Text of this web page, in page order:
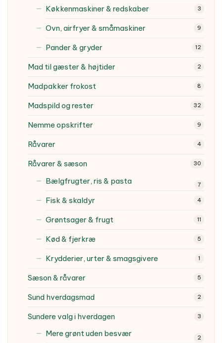
Køkkenmaskiner & redskaber 3
Ovn, airfryer & småmaskiner 9
Pander & gryder 12
Mad til gæster & højtider 2
Madpakker frokost 8
Madspild og rester 32
Nemme opskrifter 9
Råvarer 4
Råvarer & sæson 30
Bælgfrugter, ris & pasta 7
Fisk & skaldyr 4
Grøntsager & frugt 11
Kød & fjerkræ 5
Krydderier, urter & smagsgivere 1
Sæson & råvarer 5
Sund hverdagsmad 2
Sundere valg i hverdagen 3
Mere grønt uden besvær 2